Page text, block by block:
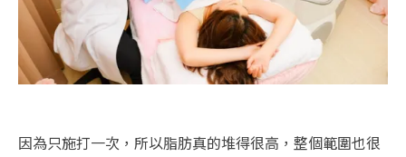
因為只施打一次，所以脂肪真的堆得很高，整個範圍也很